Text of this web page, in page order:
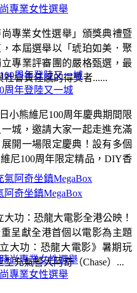
專業女性選舉
專業女性選舉」頒獎典禮暨
本屆選舉以「琥珀如美．聚
專業評審團的嚴格甄選，最
會責任感的得獎者......
阿奇坐鎮MegaBox
功：恐龍大電影全港公映！
呈獻全港首個以電影為主題
大功：恐龍大電影》暑期玩
充氣警犬阿奇（Chase）...
周年登陸又一城
小熊維尼100周年慶典期間限
城，邀請大家一起走進充滿
開一場限定慶典！設有多個
尼100周年限定精品，DIY香
專業女性選舉